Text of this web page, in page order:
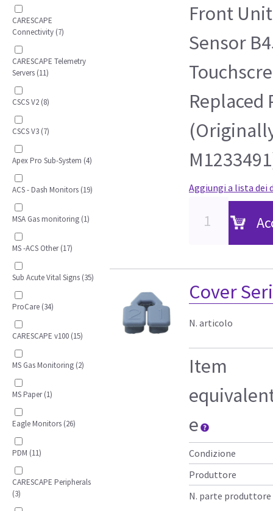
CARESCAPE
Connectivity (7)
CARESCAPE Telemetry
Servers (11)
CSCS V2 (8)
CSCS V3 (7)
Apex Pro Sub-System (4)
ACS - Dash Monitors (19)
MSA Gas monitoring (1)
MS -ACS Other (17)
Sub Acute Vital Signs (35)
ProCare (34)
CARESCAPE v100 (15)
MS Gas Monitoring (2)
MS Paper (1)
Eagle Monitors (26)
PDM (11)
CARESCAPE Peripherals
(3)
Front
Sensor
Replaced
Aggiungi a lista dei
Cover
N. articolo
Item
e
Condizione
Produttore
N. parte produttore